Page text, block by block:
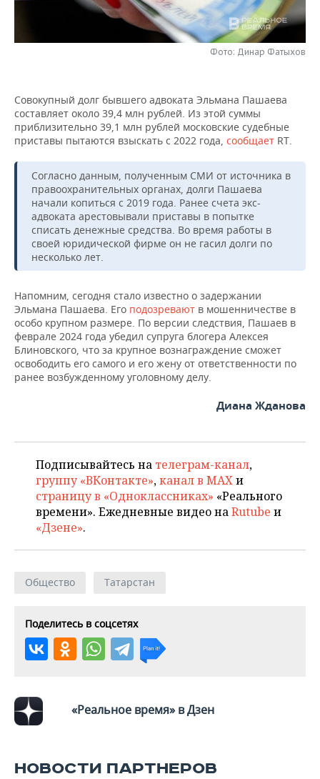
НЕФТЕХИМИЯ
ЭНЕРГЕТИКА
РОЗНИЧНАЯ ТОРГОВЛЯ
НОВОСТИ ТЕХНОЛОГИЙ
ТЕЛЕКОММУНИКАЦИИ
ВЫЕЗДНАЯ РЕДАКЦИЯ
БИЗНЕС-БРАНЧИ
ONLINE-КОНФЕРЕНЦИИ
ОТКРЫТАЯ ЛЕКЦИЯ
НОВОСТИ СПОРТА
ФУТБОЛ
ХОККЕЙ
БАСКЕТБОЛ
ВОЛЕЙБОЛ
КИБЕРСПОРТ
ФИГУРНОЕ КАТАНИЕ
ВОДНЫЕ ВИДЫ СПОРТА
ХОККЕЙ С МЯЧОМ
ОБЩЕСТВО
НОВОСТИ ОБЩЕСТВА
ВЛАСТЬ
ИНФРАСТРУКТУРА
ИСТОРИЯ
КУЛЬТУРА
МЕДИЦИНА
ОБРАЗОВАНИЕ
ПРОИСШЕСТВИЯ
ФОТОГАЛЕРЕЯ
СЮЖЕТЫ
СПРАВОЧНИК
СПИСОК ПЕРСОН
СПИСОК КОМПАНИЙ
ПОЛНАЯ ВЕРСИЯ
Фото: Динар Фатыхов
Совокупный долг бывшего адвоката Эльмана Пашаева
составляет около 39,4 млн рублей. Из этой суммы
приблизительно 39,1 млн рублей московские судебные
приставы пытаются взыскать с 2022 года, сообщает RT.
Согласно данным, полученным СМИ от источника в
правоохранительных органах, долги Пашаева
начали копиться с 2019 года. Ранее счета экс-
адвоката арестовывали приставы в попытке
списать денежные средства. Во время работы в
своей юридической фирме он не гасил долги по
несколько лет.
Напомним, сегодня стало известно о задержании
Эльмана Пашаева. Его подозревают в мошенничестве в
особо крупном размере. По версии следствия, Пашаев в
феврале 2024 года убедил супруга блогера Алексея
Блиновского, что за крупное вознаграждение сможет
освободить его самого и его жену от ответственности по
ранее возбужденному уголовному делу.
Диана Жданова
Подписывайтесь на телеграм-канал,
группу «ВКонтакте»,канал в MAXи
страницу в «Одноклассниках» «Реального
времени». Ежедневные видео наRutube и
«Дзене».
Общество Татарстан
Поделитесь в соцсетях
«Реальное время» в Дзен
НОВОСТИ ПАРТНЕРОВ